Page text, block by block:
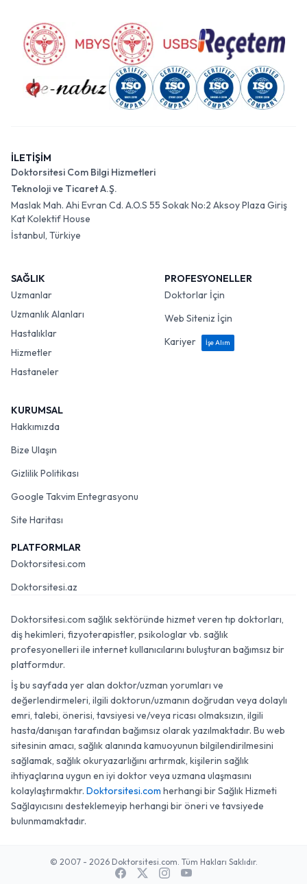
İLETİŞİM
Doktorsitesi Com Bilgi Hizmetleri
Teknoloji ve Ticaret A.Ş.
Maslak Mah. Ahi Evran Cd. A.O.S 55 Sokak No:2 Aksoy Plaza Giriş
Kat Kolektif House
İstanbul, Türkiye
SAĞLIK
Uzmanlar
Uzmanlık Alanları
Hastalıklar
Hizmetler
Hastaneler
PROFESYONELLER
Doktorlar İçin
Web Siteniz İçin
Kariyer
İşe Alım
KURUMSAL
Hakkımızda
Bize Ulaşın
Gizlilik Politikası
Google Takvim Entegrasyonu
Site Haritası
PLATFORMLAR
Doktorsitesi.com
Doktorsitesi.az
Doktorsitesi.com sağlık sektöründe hizmet veren tıp doktorları,
diş hekimleri, fizyoterapistler, psikologlar vb. sağlık
profesyonelleri ile internet kullanıcılarını buluşturan bağımsız bir
platformdur.
İş bu sayfada yer alan doktor/uzman yorumları ve
değerlendirmeleri, ilgili doktorun/uzmanın doğrudan veya dolaylı
emri, talebi, önerisi, tavsiyesi ve/veya ricası olmaksızın, ilgili
hasta/danışan tarafından bağımsız olarak yazılmaktadır. Bu web
sitesinin amacı, sağlık alanında kamuoyunun bilgilendirilmesini
sağlamak, sağlık okuryazarlığını artırmak, kişilerin sağlık
ihtiyaçlarına uygun en iyi doktor veya uzmana ulaşmasını
kolaylaştırmaktır. Doktorsitesi.com herhangi bir Sağlık Hizmeti
Sağlayıcısını desteklemeyip herhangi bir öneri ve tavsiyede
bulunmamaktadır.
© 2007 - 2026 Doktorsitesi.com. Tüm Hakları Saklıdır.